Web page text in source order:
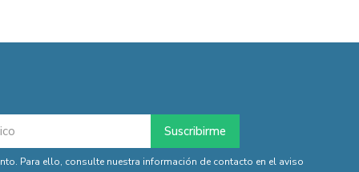
Para ello, consulte nuestra información de contacto en el aviso